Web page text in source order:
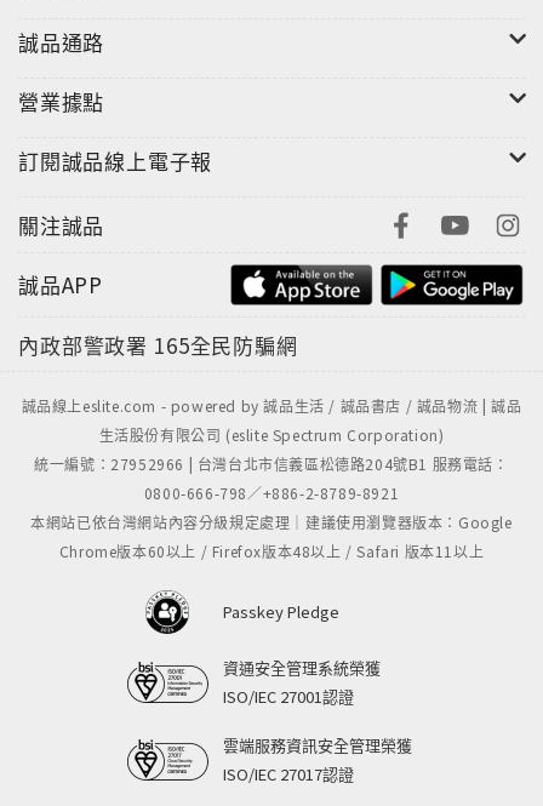
誠品通路
營業據點
訂閱誠品線上電子報
關注誠品
誠品APP
內政部警政署 165全民防騙網
誠品線上eslite.com - powered by 誠品生活 / 誠品書店 / 誠品物流 | 誠品
生活股份有限公司 (eslite Spectrum Corporation)
統一編號：27952966 | 台灣台北市信義區松德路204號B1 服務電話：
0800-666-798／+886-2-8789-8921
本網站已依台灣網站內容分級規定處理｜建議使用瀏覽器版本：Google
Chrome版本60以上 / Firefox版本48以上 / Safari 版本11以上
Passkey Pledge
資通安全管理系統榮獲
ISO/IEC 27001認證
雲端服務資訊安全管理榮獲
ISO/IEC 27017認證